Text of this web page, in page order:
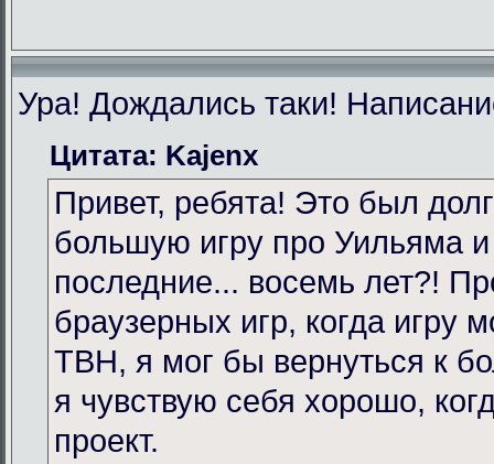
Ура! Дождались таки!
Цитата: Kajenx
Привет, ребята! Это был
большую игру про Уильяма
последние... восемь лет?!
браузерных игр, когда игру
TBH, я мог бы вернуться к
я чувствую себя хорошо,
проект.